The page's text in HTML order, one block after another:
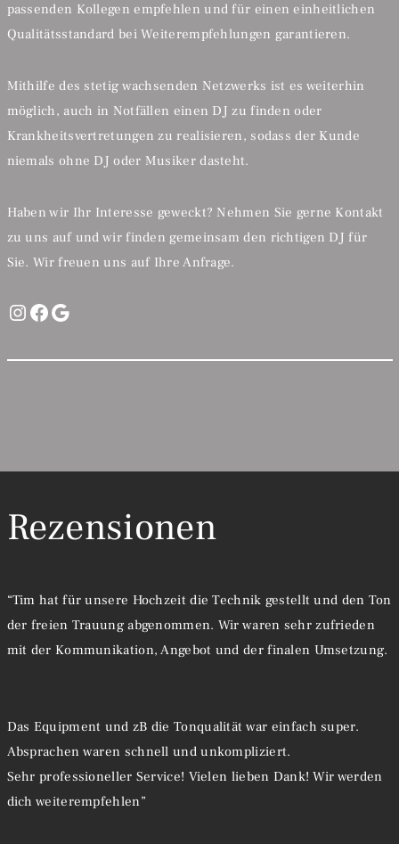
passenden Kollegen empfehlen und für einen einheitlichen
Qualitätsstandard bei Weiterempfehlungen garantieren.
Mithilfe des stetig wachsenden Netzwerks ist es weiterhin
möglich, auch in Notfällen einen DJ zu finden oder
Krankheitsvertretungen zu realisieren, sodass der Kunde
niemals ohne DJ oder Musiker dasteht.
Haben wir Ihr Interesse geweckt? Nehmen Sie gerne Kontakt
zu uns auf und wir finden gemeinsam den richtigen DJ für
Sie. Wir freuen uns auf Ihre Anfrage.
Rezensionen
“Tim hat für unsere Hochzeit die Technik gestellt und den Ton
der freien Trauung abgenommen. Wir waren sehr zufrieden
mit der Kommunikation, Angebot und der finalen Umsetzung.
Das Equipment und zB die Tonqualität war einfach super.
Absprachen waren schnell und unkompliziert.
Sehr professioneller Service! Vielen lieben Dank! Wir werden
dich weiterempfehlen”